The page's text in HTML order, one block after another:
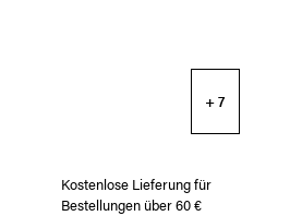
+ 7
Kostenlose Lieferung für
Bestellungen über 60 €